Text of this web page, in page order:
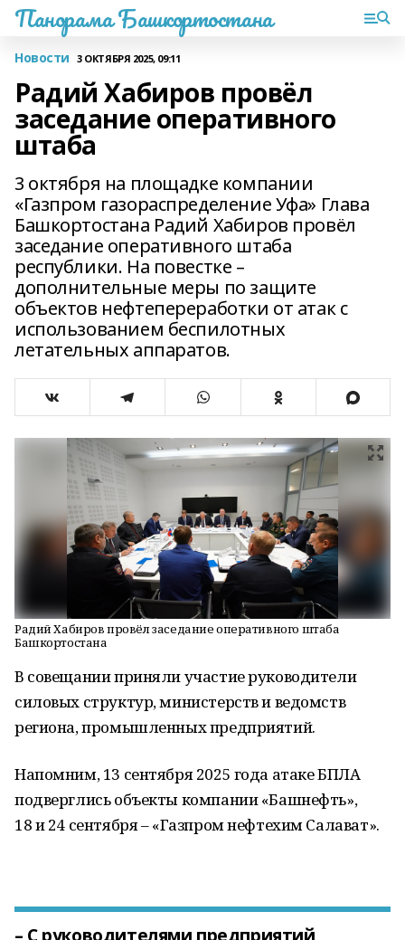
Панорама Башкортостана
Новости 3 ОКТЯБРЯ 2025, 09:11
Радий Хабиров провёл
заседание оперативного
штаба
3 октября на площадке компании
«Газпром газораспределение Уфа» Глава
Башкортостана Радий Хабиров провёл
заседание оперативного штаба
республики. На повестке –
дополнительные меры по защите
объектов нефтепереработки от атак с
использованием беспилотных
летательных аппаратов.
Радий Хабиров провёл заседание оперативного штаба
Башкортостана
В совещании приняли участие руководители
силовых структур, министерств и ведомств
региона, промышленных предприятий.
Напомним, 13 сентября 2025 года атаке БПЛА
подверглись объекты компании «Башнефть»,
18 и 24 сентября – «Газпром нефтехим Салават».